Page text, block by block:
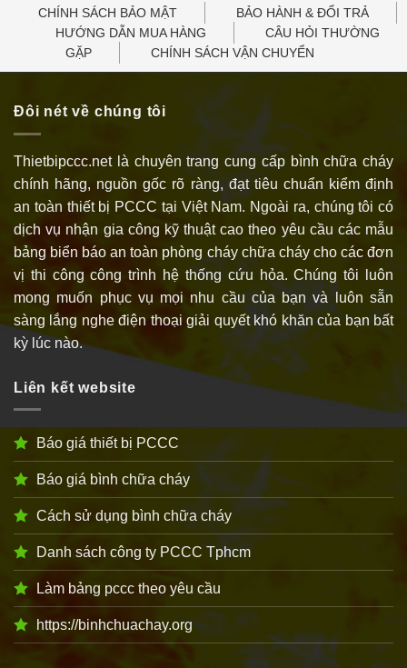
CHÍNH SÁCH BẢO MẬT
BẢO HÀNH & ĐỔI TRẢ
HƯỚNG DẪN MUA HÀNG
CÂU HỎI THƯỜNG
GẶP
CHÍNH SÁCH VẬN CHUYỂN
Đôi nét về chúng tôi
Thietbipccc.net là chuyên trang cung cấp bình chữa cháy
chính hãng, nguồn gốc rõ ràng, đạt tiêu chuẩn kiểm định
an toàn thiết bị PCCC tại Việt Nam. Ngoài ra, chúng tôi có
dịch vụ nhận gia công kỹ thuật cao theo yêu cầu các mẫu
bảng biển báo an toàn phòng cháy chữa cháy cho các đơn
vị thi công công trình hệ thống cứu hỏa. Chúng tôi luôn
mong muốn phục vụ mọi nhu cầu của bạn và luôn sẵn
sàng lắng nghe điện thoại giải quyết khó khăn của bạn bất
kỳ lúc nào.
Liên kết website
Báo giá thiết bị PCCC
Báo giá bình chữa cháy
Cách sử dụng bình chữa cháy
Danh sách công ty PCCC Tphcm
Làm bảng pccc theo yêu cầu
https://binhchuachay.org